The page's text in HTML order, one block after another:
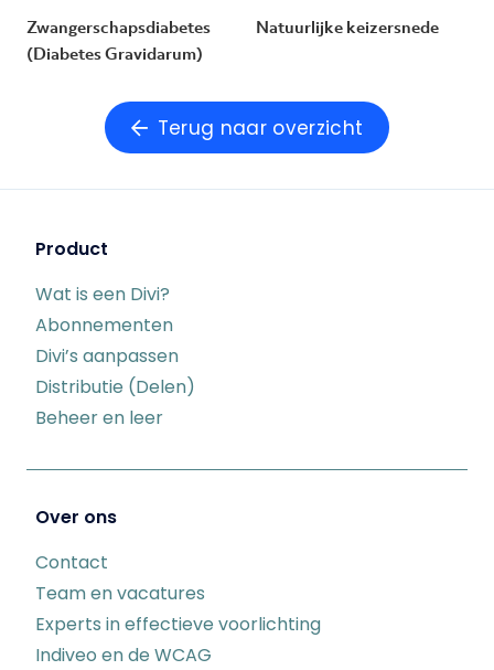
Zwangerschapsdiabetes
(Diabetes Gravidarum)
Natuurlijke keizersnede
Terug naar overzicht
Product
Wat is een Divi?
Abonnementen
Divi’s aanpassen
Distributie (Delen)
Beheer en leer
Over ons
Contact
Team en vacatures
Experts in effectieve voorlichting
Indiveo en de WCAG